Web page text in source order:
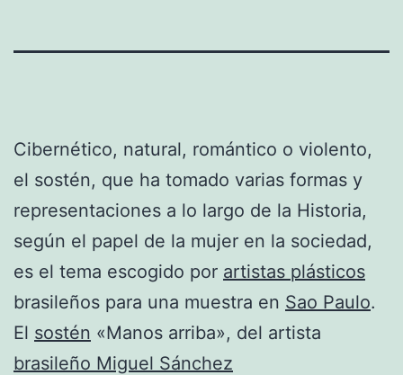
Cibernético, natural, romántico o violento,
el sostén, que ha tomado varias formas y
representaciones a lo largo de la Historia,
según el papel de la mujer en la sociedad,
es el tema escogido por artistas plásticos
brasileños para una muestra en Sao Paulo.
El sostén «Manos arriba», del artista
brasileño Miguel Sánchez